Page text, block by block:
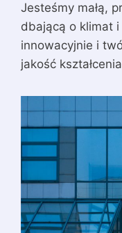
Jesteśmy małą,
dbającą o klimat i
innowacyjnie i
jakość